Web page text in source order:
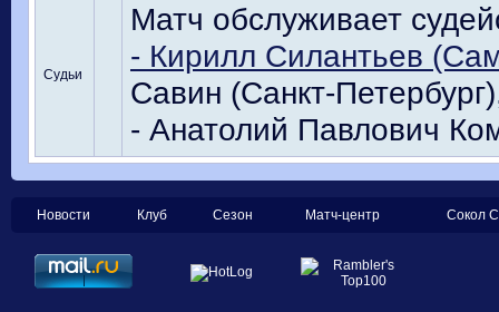
Судьи
Матч обслуживает
- Кирилл Силантьев
Савин (Санкт-
- Анатолий Павлович
Новости Клуб Сезон Матч-центр Сокол